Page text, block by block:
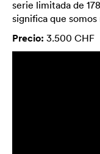
serie limitada de
significa que
Precio: 3.500 CHF